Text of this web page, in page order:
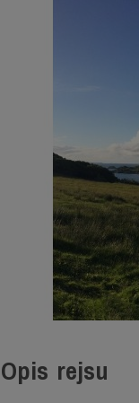
Opis rejsu